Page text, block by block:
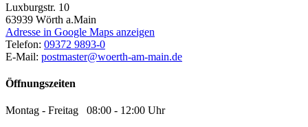
Luxburgstr. 10
63939 Wörth a.Main
Adresse in Google Maps anzeigen
Telefon: 09372 9893-0
E-Mail: postmaster@woerth-am-main.de
Öffnungszeiten
Montag - Freitag 08:00 - 12:00 Uhr